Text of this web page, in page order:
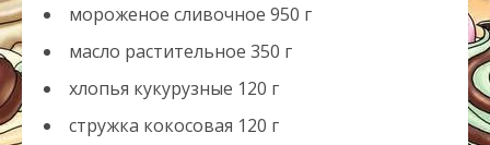
мороженое сливочное 950 г
масло растительное 350 г
хлопья кукурузные 120 г
стружка кокосовая 120 г